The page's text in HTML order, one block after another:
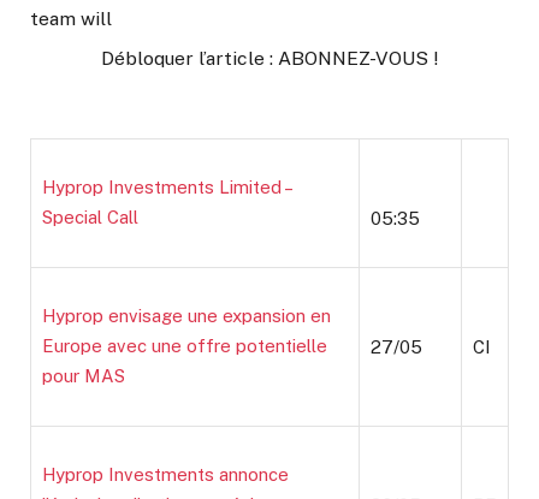
team will
Débloquer l’article : ABONNEZ-VOUS !
Hyprop Investments Limited –
Special Call
05:35
Hyprop envisage une expansion en
Europe avec une offre potentielle
pour MAS
27/05 CI
Hyprop Investments annonce